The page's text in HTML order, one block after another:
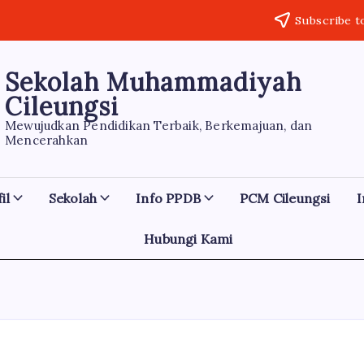
Subscribe
Sekolah Muhammadiyah
Cileungsi
Mewujudkan Pendidikan Terbaik, Berkemajuan, dan
Mencerahkan
Sekolah Info PPDB PCM Cileungsi
Hubungi Kami